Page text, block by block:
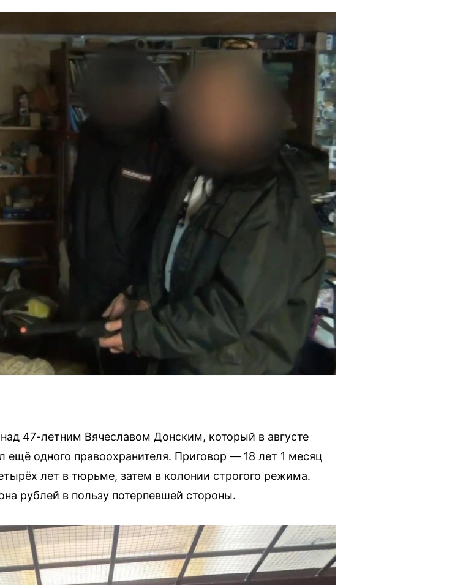
47-летним Вячеславом Донским, который в августе
ещё одного правоохранителя. Приговор — 18 лет 1 месяц
лет в тюрьме, затем в колонии строгого режима.
рублей в пользу потерпевшей стороны.